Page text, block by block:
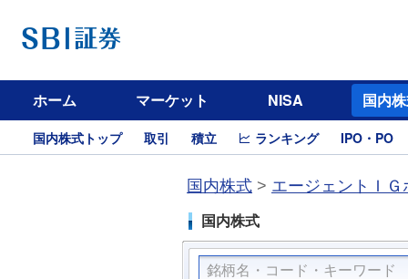
ホーム マーケット NISA 国内
国内株式トップ 取引 積立 ランキング IPO・PO
国内株式 > エージェントＩ
国内株式